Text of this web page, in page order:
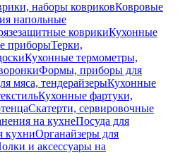
наборы ковриковКовровые
напольные
коврикиКухонные
приборыТерки,
Кухонные термометры,
Формы, приборы для
мяса, тендерайзерыКухонные
Кухонные фартуки,
Скатерти, сервировочные
на кухнеПосуда для
кухниОрганайзеры для
и аксессуары на